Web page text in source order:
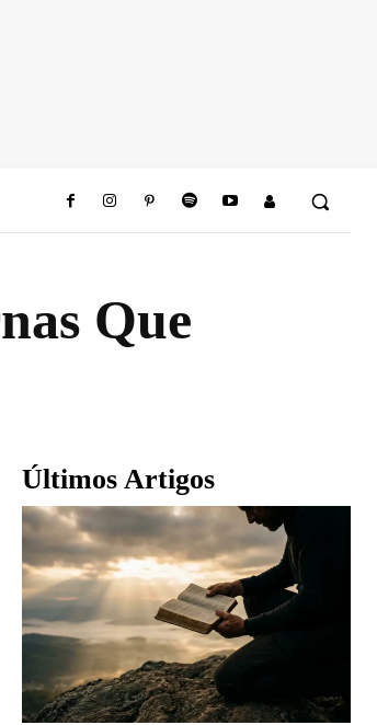
Que
Últimos Artigos